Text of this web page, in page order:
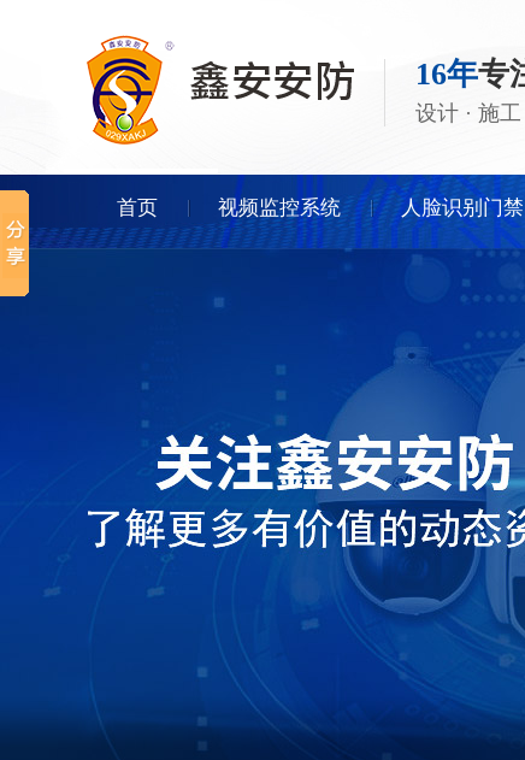
16年专
设计 · 施
首页 视频监控系统 人脸识别门禁